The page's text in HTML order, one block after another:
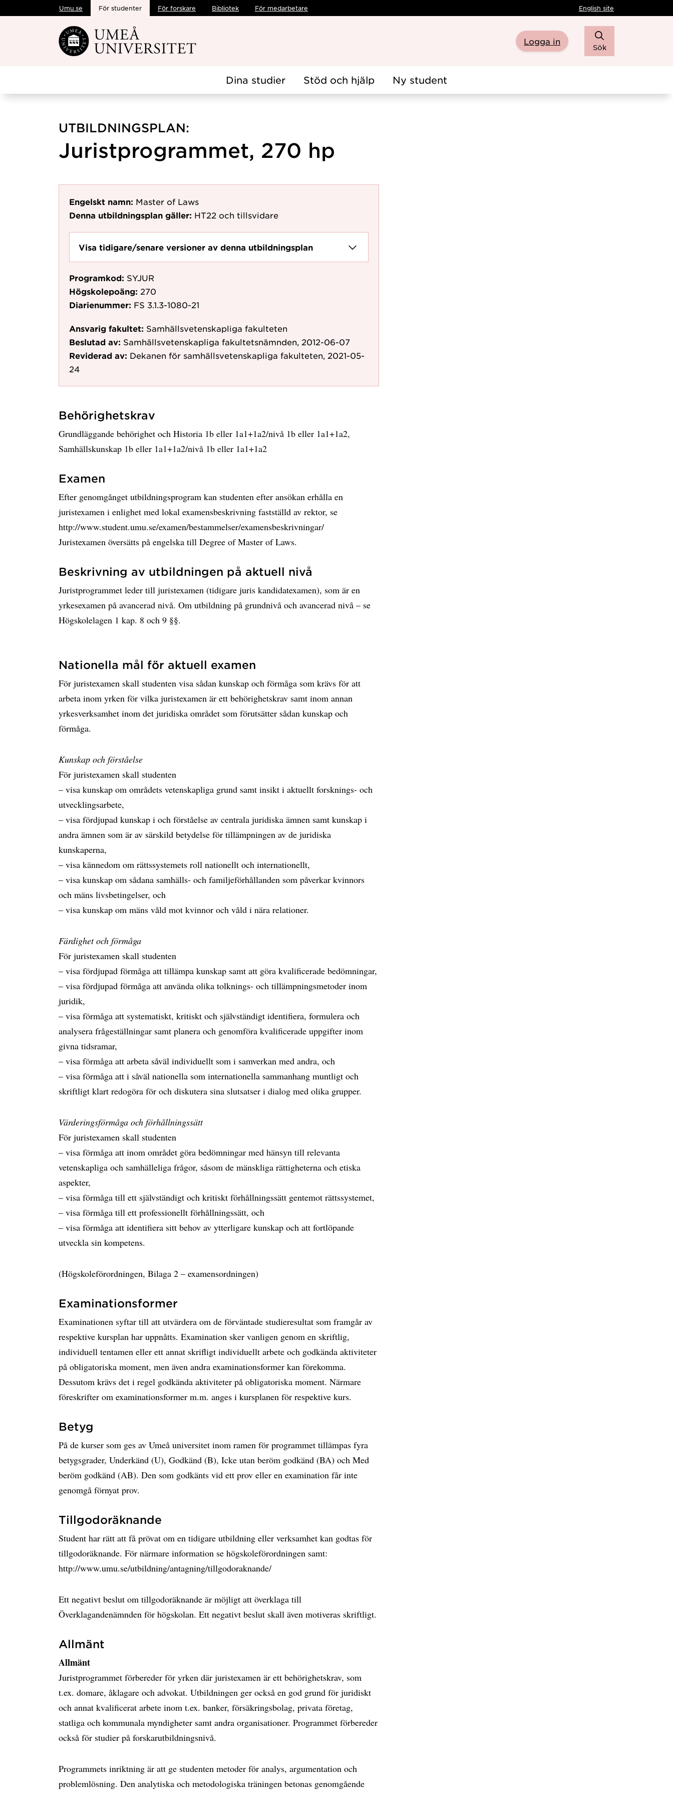
Hoppa direkt till innehållet
Umu.se För studenter För forskare Bibliotek För medarbetare English site
Logga in
Sök
Dina studier Stöd och hjälp Ny student
UTBILDNINGSPLAN:
Juristprogrammet, 270 hp
Engelskt namn: Master of Laws
Denna utbildningsplan gäller: HT22 och tillsvidare
Visa tidigare/senare versioner av denna utbildningsplan
Programkod: SYJUR
Högskolepoäng: 270
Diarienummer: FS 3.1.3-1080-21
Ansvarig fakultet: Samhällsvetenskapliga fakulteten
Beslutad av: Samhällsvetenskapliga fakultetsnämnden, 2012-06-07
Reviderad av: Dekanen för samhällsvetenskapliga fakulteten, 2021-05-
24
Behörighetskrav
Grundläggande behörighet och Historia 1b eller 1a1+1a2/nivå 1b eller 1a1+1a2,
Samhällskunskap 1b eller 1a1+1a2/nivå 1b eller 1a1+1a2
Examen
Efter genomgånget utbildningsprogram kan studenten efter ansökan erhålla en
juristexamen i enlighet med lokal examensbeskrivning fastställd av rektor, se
http://www.student.umu.se/examen/bestammelser/examensbeskrivningar/
Juristexamen översätts på engelska till Degree of Master of Laws.
Beskrivning av utbildningen på aktuell nivå
Juristprogrammet leder till juristexamen (tidigare juris kandidatexamen), som är en
yrkesexamen på avancerad nivå. Om utbildning på grundnivå och avancerad nivå – se
Högskolelagen 1 kap. 8 och 9 §§.
Nationella mål för aktuell examen
För juristexamen skall studenten visa sådan kunskap och förmåga som krävs för att
arbeta inom yrken för vilka juristexamen är ett behörighetskrav samt inom annan
yrkesverksamhet inom det juridiska området som förutsätter sådan kunskap och
förmåga.
Kunskap och förståelse
För juristexamen skall studenten
– visa kunskap om områdets vetenskapliga grund samt insikt i aktuellt forsknings- och
utvecklingsarbete,
– visa fördjupad kunskap i och förståelse av centrala juridiska ämnen samt kunskap i
andra ämnen som är av särskild betydelse för tillämpningen av de juridiska
kunskaperna,
– visa kännedom om rättssystemets roll nationellt och internationellt,
– visa kunskap om sådana samhälls- och familjeförhållanden som påverkar kvinnors
och mäns livsbetingelser, och
– visa kunskap om mäns våld mot kvinnor och våld i nära relationer.
Färdighet och förmåga
För juristexamen skall studenten
– visa fördjupad förmåga att tillämpa kunskap samt att göra kvalificerade bedömningar,
– visa fördjupad förmåga att använda olika tolknings- och tillämpningsmetoder inom
juridik,
– visa förmåga att systematiskt, kritiskt och självständigt identifiera, formulera och
analysera frågeställningar samt planera och genomföra kvalificerade uppgifter inom
givna tidsramar,
– visa förmåga att arbeta såväl individuellt som i samverkan med andra, och
– visa förmåga att i såväl nationella som internationella sammanhang muntligt och
skriftligt klart redogöra för och diskutera sina slutsatser i dialog med olika grupper.
Värderingsförmåga och förhållningssätt
För juristexamen skall studenten
– visa förmåga att inom området göra bedömningar med hänsyn till relevanta
vetenskapliga och samhälleliga frågor, såsom de mänskliga rättigheterna och etiska
aspekter,
– visa förmåga till ett självständigt och kritiskt förhållningssätt gentemot rättssystemet,
– visa förmåga till ett professionellt förhållningssätt, och
– visa förmåga att identifiera sitt behov av ytterligare kunskap och att fortlöpande
utveckla sin kompetens.
(Högskoleförordningen, Bilaga 2 – examensordningen)
Examinationsformer
Examinationen syftar till att utvärdera om de förväntade studieresultat som framgår av
respektive kursplan har uppnåtts. Examination sker vanligen genom en skriftlig,
individuell tentamen eller ett annat skrifligt individuellt arbete och godkända aktiviteter
på obligatoriska moment, men även andra examinationsformer kan förekomma.
Dessutom krävs det i regel godkända aktiviteter på obligatoriska moment. Närmare
föreskrifter om examinationsformer m.m. anges i kursplanen för respektive kurs.
Betyg
På de kurser som ges av Umeå universitet inom ramen för programmet tillämpas fyra
betygsgrader, Underkänd (U), Godkänd (B), Icke utan beröm godkänd (BA) och Med
beröm godkänd (AB). Den som godkänts vid ett prov eller en examination får inte
genomgå förnyat prov.
Tillgodoräknande
Student har rätt att få prövat om en tidigare utbildning eller verksamhet kan godtas för
tillgodoräknande. För närmare information se högskoleförordningen samt:
http://www.umu.se/utbildning/antagning/tillgodoraknande/
Ett negativt beslut om tillgodoräknande är möjligt att överklaga till
Överklagandenämnden för högskolan. Ett negativt beslut skall även motiveras skriftligt.
Allmänt
Allmänt
Juristprogrammet förbereder för yrken där juristexamen är ett behörighetskrav, som
t.ex. domare, åklagare och advokat. Utbildningen ger också en god grund för juridiskt
och annat kvalificerat arbete inom t.ex. banker, försäkringsbolag, privata företag,
statliga och kommunala myndigheter samt andra organisationer. Programmet förbereder
också för studier på forskarutbildningsnivå.
Programmets inriktning är att ge studenten metoder för analys, argumentation och
problemlösning. Den analytiska och metodologiska träningen betonas genomgående